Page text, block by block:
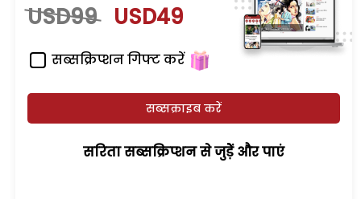
USD99 USD49
सब्सक्रिप्शन गिफ्ट करें
सब्सक्राइब करें
सरिता सब्सक्रिप्शन से जुड़ेें और पाएं